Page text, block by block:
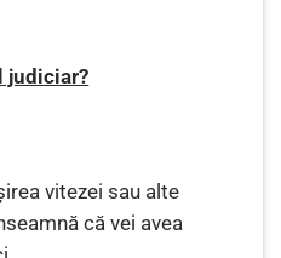
judiciar?
vitezei sau alte
că vei avea